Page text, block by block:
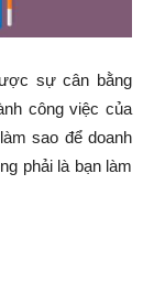
sự cân bằng
công việc của
sao để doanh
phải là bạn làm